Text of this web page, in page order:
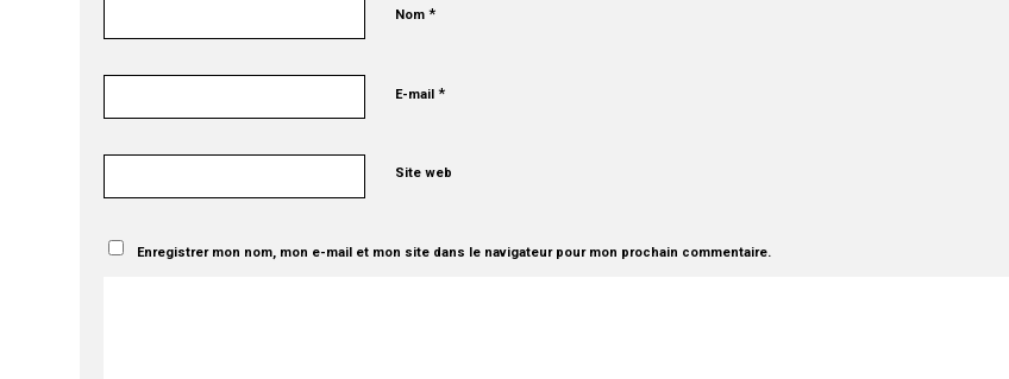
Nom*
E-mail*
Site web
Enregistrer mon nom, mon e-mail et mon site dans le navigateur pour mon prochain commentaire.